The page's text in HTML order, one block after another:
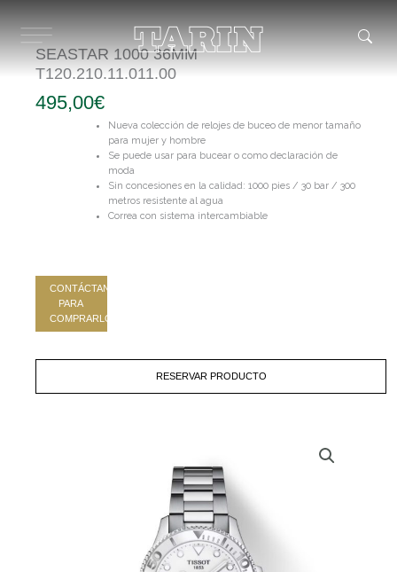
contenido
SEASTAR 1000 36MM
T120.210.11.011.00
495,00€
Nueva colección de relojes de buceo de menor tamaño
para mujer y hombre
Se puede usar para bucear o como declaración de
moda
Sin concesiones en la calidad: 1000 pies / 30 bar / 300
metros resistente al agua
Correa con sistema intercambiable
CONTÁCTANOS
PARA
COMPRARLO
RESERVAR PRODUCTO